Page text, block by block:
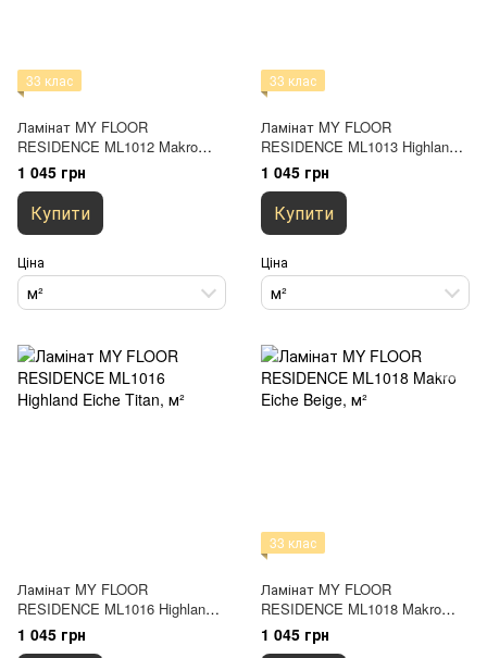
33 клас
Ламінат MY FLOOR
RESIDENCE ML1012 Makro
Eiche Hell
1 045 грн
Купити
Ціна
м²
33 клас
Ламінат MY FLOOR
RESIDENCE ML1013 Highland
Eiche Silber
1 045 грн
Купити
Ціна
м²
Ламінат MY FLOOR
RESIDENCE ML1016 Highland
Eiche Titan
1 045 грн
33 клас
Ламінат MY FLOOR
RESIDENCE ML1018 Makro
Eiche Beige
1 045 грн